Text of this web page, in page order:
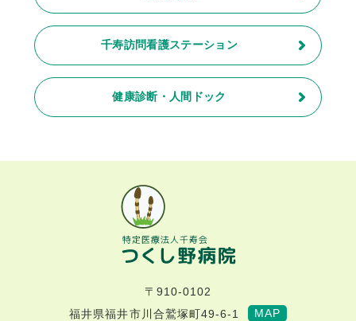
千寿訪問看護ステーション
健康診断・人間ドック
〒910-0102
福井県福井市川合鷲塚町49-6-1
MAP